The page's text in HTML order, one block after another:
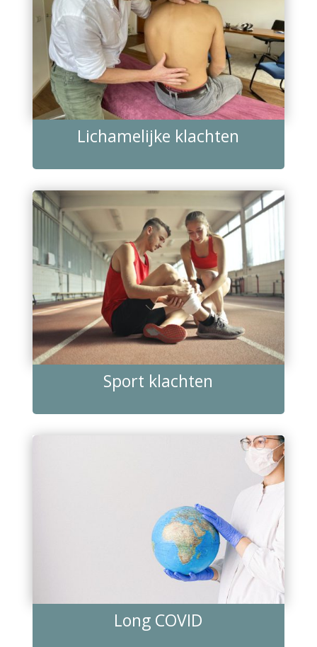
Lichamelijke klachten
Sport klachten
Long COVID